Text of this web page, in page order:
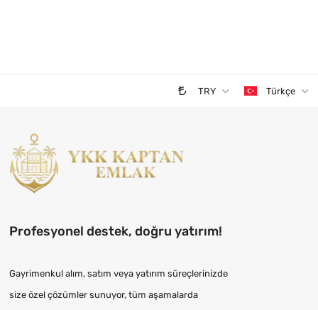
TRY Türkçe
Profesyonel destek, doğru yatırım!
Gayrimenkul alım, satım veya yatırım süreçlerinizde
size özel çözümler sunuyor, tüm aşamalarda